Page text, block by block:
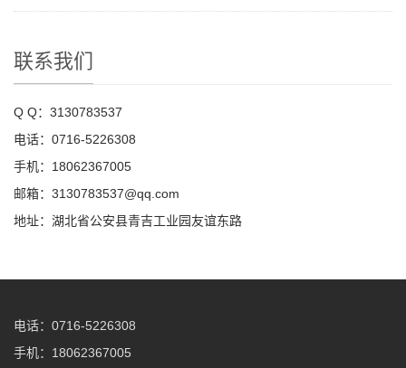
联系我们
Q Q：3130783537
电话：0716-5226308
手机：18062367005
邮箱：3130783537@qq.com
地址：湖北省公安县青吉工业园友谊东路
电话：0716-5226308
手机：18062367005